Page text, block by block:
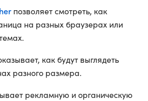
позволяет смотреть, как
на разных браузерах или
как будут выглядеть
разного размера.
рекламную и органическую